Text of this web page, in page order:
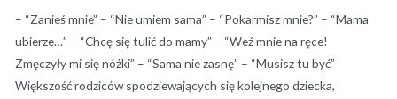
– “Zanieś mnie” – “Nie umiem sama” – “Pokarmisz mnie?” – “Mama
ubierze…” – “Chcę się tulić do mamy” – “Weź mnie na ręce!
Zmęczyły mi się nóżki” – “Sama nie zasnę” – “Musisz tu być”
Większość rodziców spodziewających się kolejnego dziecka,